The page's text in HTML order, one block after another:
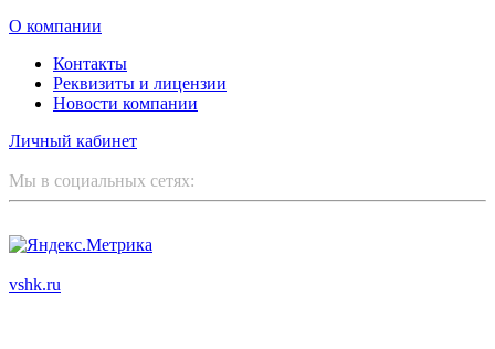
О компании
Контакты
Реквизиты и лицензии
Новости компании
Личный кабинет
Мы в социальных сетях:
vshk.ru